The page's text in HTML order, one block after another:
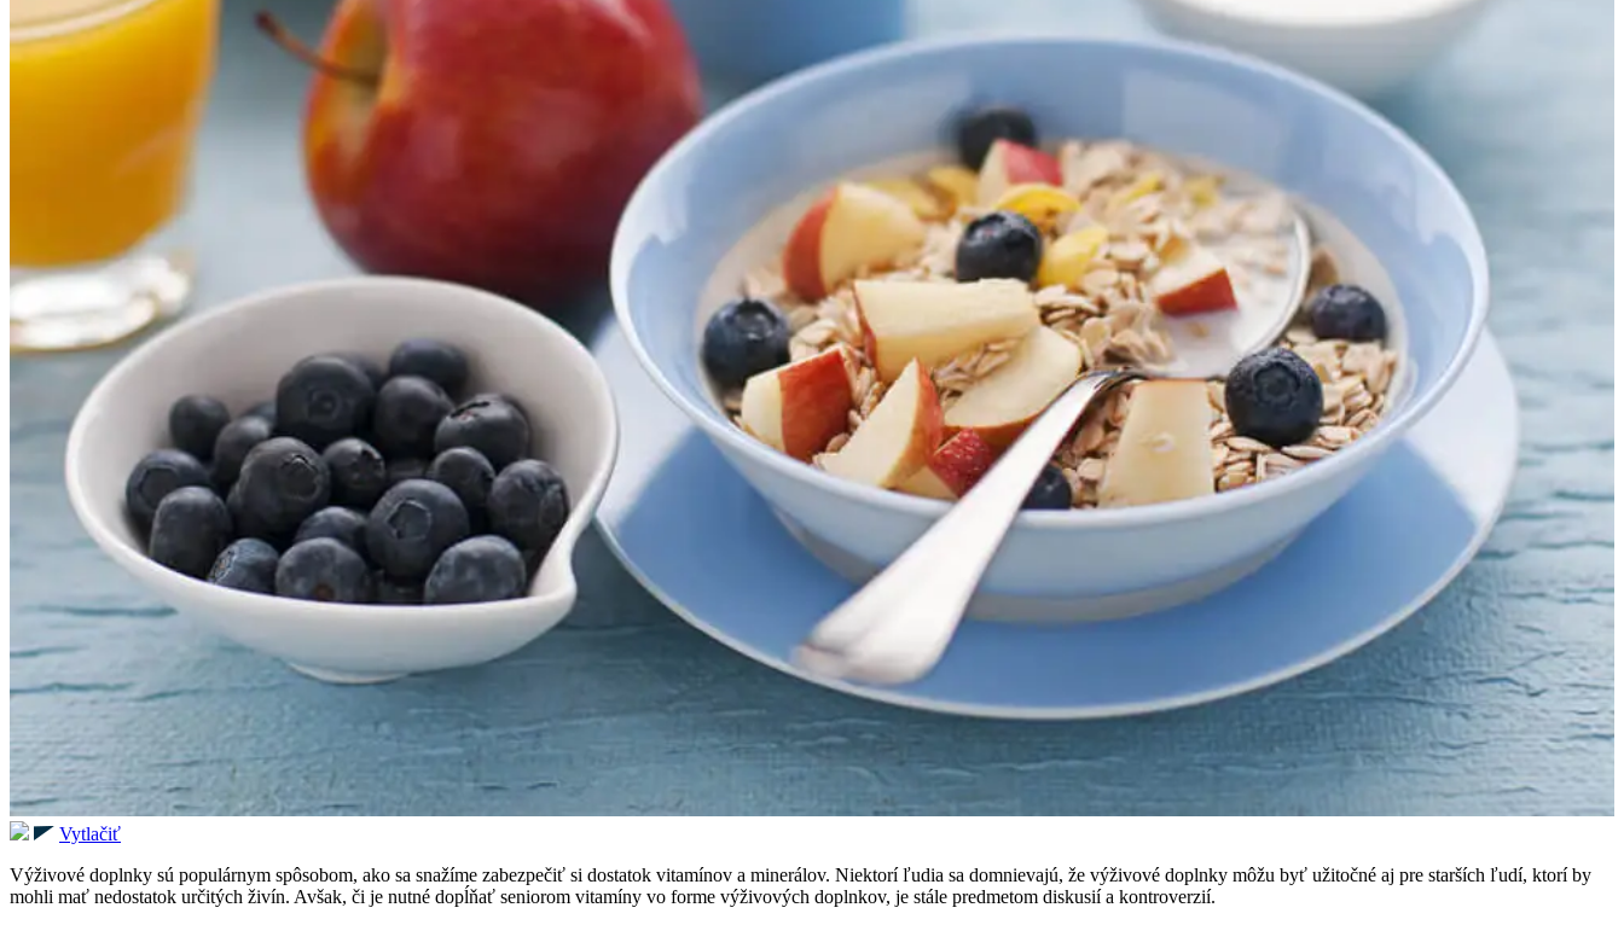
Vytlačiť
Výživové doplnky sú populárnym spôsobom, ako sa snažíme zabezpečiť si dostatok vitamínov a minerálov. Niektorí ľudia sa domnievajú, že výživové doplnky môžu byť užitočné aj pre starších ľudí, ktorí by
mohli mať nedostatok určitých živín. Avšak, či je nutné dopĺňať seniorom vitamíny vo forme výživových doplnkov, je stále predmetom diskusií a kontroverzií.